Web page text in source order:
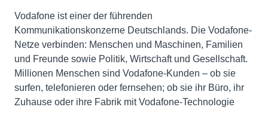
Vodafone ist einer der führenden
Kommunikationskonzerne Deutschlands. Die Vodafone-
Netze verbinden: Menschen und Maschinen, Familien
und Freunde sowie Politik, Wirtschaft und Gesellschaft.
Millionen Menschen sind Vodafone-Kunden – ob sie
surfen, telefonieren oder fernsehen; ob sie ihr Büro, ihr
Zuhause oder ihre Fabrik mit Vodafone-Technologie